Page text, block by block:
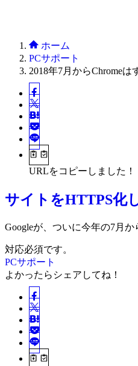
ホーム
PCサポート
2018年7月からChrome
URLをコピーしました！
サイトをHTTPS化
Googleが、ついに今年の7月
対応必須です。
PCサポート
よかったらシェアしてね！